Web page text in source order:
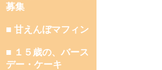
募集
■ 甘えんぼマフィン
■ １５歳の、バース
デー・ケーキ